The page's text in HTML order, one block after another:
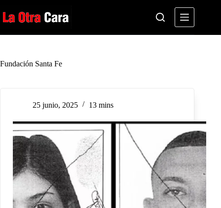
al
contenido
Fundación Santa Fe
25 junio, 2025 13 mins